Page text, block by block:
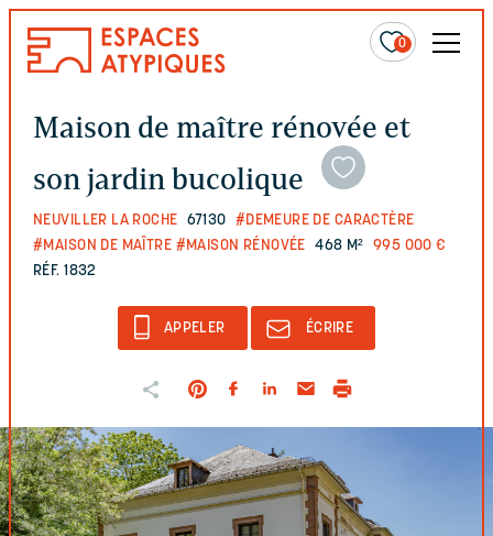
0
Maison de maître rénovée et
son jardin bucolique
NEUVILLER LA ROCHE 67130 #DEMEURE DE CARACTÈRE
#MAISON DE MAÎTRE #MAISON RÉNOVÉE 468 M² 995 000 €
RÉF. 1832
APPELER ÉCRIRE